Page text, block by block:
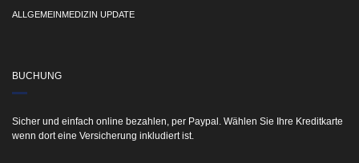
ALLGEMEINMEDIZIN UPDATE
BUCHUNG
Sicher und einfach online bezahlen, per Paypal. Wählen Sie Ihre Kreditkarte
wenn dort eine Versicherung inkludiert ist.